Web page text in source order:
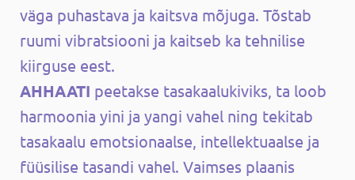
väga puhastava ja kaitsva mõjuga. Tõstab
ruumi vibratsiooni ja kaitseb ka tehnilise
kiirguse eest.
AHHAATI peetakse tasakaalukiviks, ta loob
harmoonia yini ja yangi vahel ning tekitab
tasakaalu emotsionaalse, intellektuaalse ja
füüsilise tasandi vahel. Vaimses plaanis